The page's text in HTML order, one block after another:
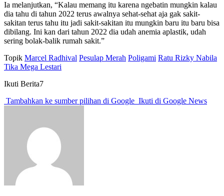
Ia melanjutkan, “Kalau memang itu karena ngebatin mungkin kalau
dia tahu di tahun 2022 terus awalnya sehat-sehat aja gak sakit-
sakitan terus tahu itu jadi sakit-sakitan itu mungkin baru itu baru bisa
dibilang. Ini kan dari tahun 2022 dia udah anemia aplastik, udah
sering bolak-balik rumah sakit.”
Topik Marcel Radhival Pesulap Merah Poligami Ratu Rizky Nabila
Tika Mega Lestari
Ikuti Berita7
Tambahkan ke sumber pilihan di Google Ikuti di Google News